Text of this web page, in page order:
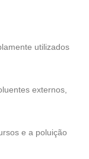
utilizados
externos,
e a poluição